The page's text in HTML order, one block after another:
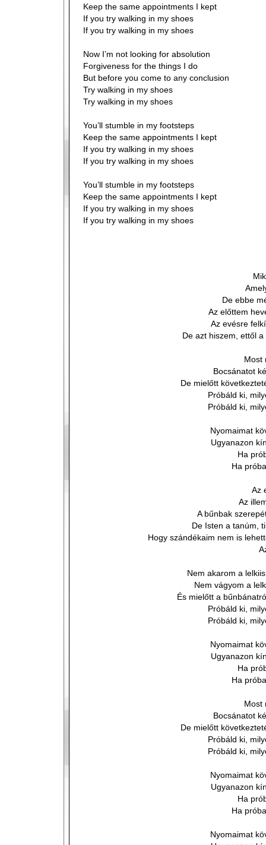
Keep the same appointments I kept
If you try walking in my shoes
If you try walking in my shoes
Now I’m not looking for absolution
Forgiveness for the things I do
But before you come to any conclusion
Try walking in my shoes
Try walking in my shoes
You’ll stumble in my footsteps
Keep the same appointments I kept
If you try walking in my shoes
If you try walking in my shoes
You’ll stumble in my footsteps
Keep the same appointments I kept
If you try walking in my shoes
If you try walking in my shoes
De ebbe
Az előttem
Az evésre
De azt hiszem, ettől
Most
Bocsánatot
De mielőtt
Próbáld ki,
Próbáld ki,
Nyomaimat
Ugyanazon
Ha
Ha
Az
Az
A bűnbak
De Isten a tanúm,
Hogy szándékaim nem is
Nem akarom a
Nem vágyom a
És mielőtt a
Próbáld ki,
Próbáld ki,
Nyomaimat
Ugyanazon
Ha
Ha
Most
Bocsánatot
De mielőtt
Próbáld ki,
Próbáld ki,
Nyomaimat
Ugyanazon
Ha
Ha
Nyomaimat